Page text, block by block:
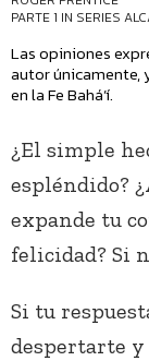
PARTE 1 IN SERIES
Las opiniones
autor únicamente,
en la Fe Bahá’í.
¿El simple
espléndido?
expande tu
felicidad? Si
Si tu
despertarte y